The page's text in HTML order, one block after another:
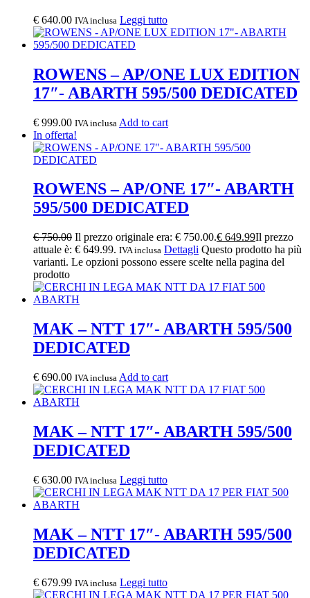
€ 640.00 IVA inclusa Leggi tutto
ROWENS – AP/ONE LUX EDITION
17″- ABARTH 595/500 DEDICATED
€ 999.00 IVA inclusa Add to cart
In offerta!
ROWENS – AP/ONE 17″- ABARTH
595/500 DEDICATED
€750.00 Il prezzo originale era: € 750.00.€ 649.99Il prezzo
attuale è: € 649.99. IVA inclusa Dettagli Questo prodotto ha più
varianti. Le opzioni possono essere scelte nella pagina del
prodotto
MAK – NTT 17″- ABARTH 595/500
DEDICATED
€ 690.00 IVA inclusa Add to cart
MAK – NTT 17″- ABARTH 595/500
DEDICATED
€ 630.00 IVA inclusa Leggi tutto
MAK – NTT 17″- ABARTH 595/500
DEDICATED
€ 679.99 IVA inclusa Leggi tutto